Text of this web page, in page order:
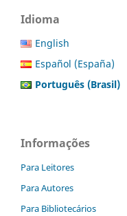
Idioma
English
Español (España)
Português (Brasil)
Informações
Para Leitores
Para Autores
Para Bibliotecários